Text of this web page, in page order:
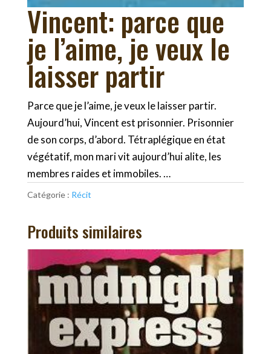
Vincent: parce que
je l’aime, je veux le
laisser partir
Parce que je l’aime, je veux le laisser partir.
Aujourd’hui, Vincent est prisonnier. Prisonnier
de son corps, d’abord. Tétraplégique en état
végétatif, mon mari vit aujourd’hui alite, les
membres raides et immobiles. …
Catégorie : Récit
Produits similaires